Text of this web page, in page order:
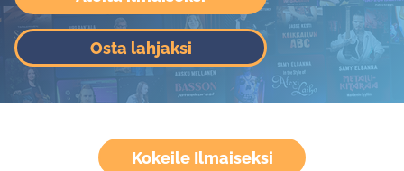
Osta lahjaksi
Kokeile Ilmaiseksi